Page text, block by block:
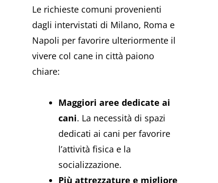
Le richieste comuni provenienti
dagli intervistati di Milano, Roma e
Napoli per favorire ulteriormente il
vivere col cane in città paiono
chiare:
Maggiori aree dedicate ai
cani. La necessità di spazi
dedicati ai cani per favorire
l’attività fisica e la
socializzazione.
Più attrezzature e migliore